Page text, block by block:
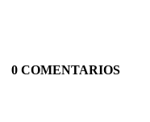
0 COMENTARIOS